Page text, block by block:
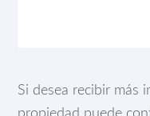
Si desea recibir más